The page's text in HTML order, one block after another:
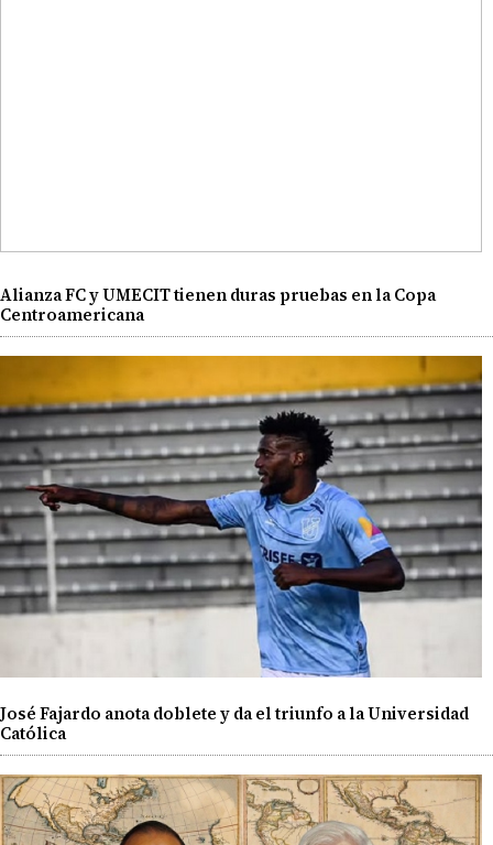
Alianza FC y UMECIT tienen duras pruebas en la Copa
Centroamericana
José Fajardo anota doblete y da el triunfo a la Universidad
Católica